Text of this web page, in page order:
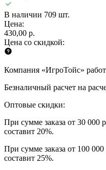
В наличии 709 шт.
Цена:
430,00 р.
Цена со скидкой:
Компания «ИгроТойс»
Безналичный расчет на
Оптовые скидки:
При сумме заказа от 30 000
составит 20%.
При сумме заказа от 100
составит 25%.